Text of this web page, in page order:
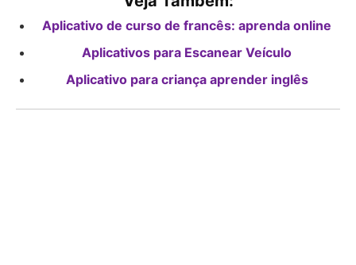
Aplicativo de curso de francês: aprenda online
Aplicativos para Escanear Veículo
Aplicativo para criança aprender inglês